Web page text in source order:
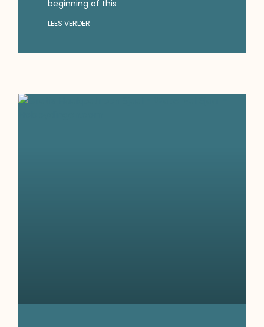
beginning of this
LEES VERDER